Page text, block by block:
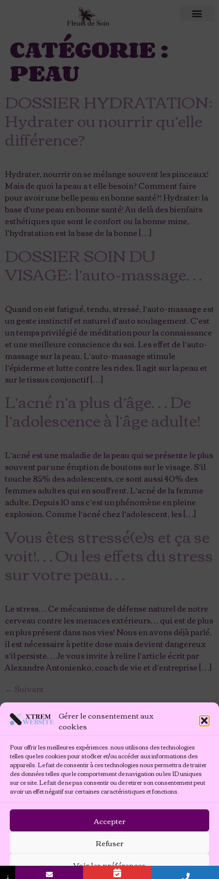
Gérer le consentement aux
cookies
Pour offrir les meilleures expériences, nous utilisons des technologies
telles que les cookies pour stocker et/ou accéder aux informations des
appareils. Le fait de consentir à ces technologies nous permettra de traiter
des données telles que le comportement de navigation ou les ID uniques
sur ce site. Le fait de ne pas consentir ou de retirer son consentement peut
avoir un effet négatif sur certaines caractéristiques et fonctions.
Accepter
Refuser
Voir les préférences
CATÉGORIE :
PEAU
DOSSIER HYDRATATION:
Hydrater ou nourrir qu’elle
différence?
Hydrater, nourrir on se mélange souvent les pinceaux!
Mais de quoi la peau a t elle besoin? Comment faire
pour avoir une belle peau en bonne santé?! Hydrater: la
base d’une peau en bonne santé! Au delà des bienfaits
esthétiques que sont le confort ou la bonne mine,
l’hydratation est la base de la bonne […]
DOSSIER SOIN DU
VISAGE: l’auto-massage…
Quand on est fatigué, tendu, stressé, l’auto-massage est
un geste instinctif et naturel d’auto soulagement. C’est
un temps privilégié de méditation pour la connaissance
et une meilleure conscience du soi. Les effet de l’auto-
massage sur la peau. L’auto-massage stimule
l’épiderme et lutte contre les rides. Il agit sur la peau et
sur le tissus conjonctif […]
L’acné n’a plus d’âge… De
l’adolescence à l’âge adulte!
L’acné est une maladie de la peau qui se présente le plus
souvent par une éruption de boutons sur le visage. S’il
touche 85% des adolescents, ce sont aussi 40% des
femmes adultes qui en souffrent. L’acné de la femme
adulte. Depuis 10 ans c’est un phénomène en pleine
explosion. Comme l’acné chez l’adolescent, les […]
Vous êtes stressé(e)s et ça se
voit!… Ou les effets du stress
sur votre peau…
Le stress… Ce mécanisme de défense naturel de notre
cerveau contre les menaces extérieurs… qui est de plus
en plus présent dans nos vies! Nous en avons déjà parlé,
il est nécessaire à petite dose mais devient dangereux
s’il persiste… Je vous invite à relire l’article écrit par
Alexandre Antonienko, coach de vie et d’entreprise […]
← Suivant
Votre havre de sérénité
Politique de cookies (UE)
Plan du site
Tous droits réservés